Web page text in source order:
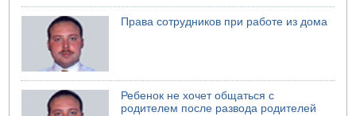
Недалеко от Бейт-Шемеша погиб велосипедист
07.08.2026 06:24
Саудовская Аравия сообщает о нападении хуситов
Права сотрудников при работе из дома
Ребенок не хочет общаться с
родителем после развода родителей